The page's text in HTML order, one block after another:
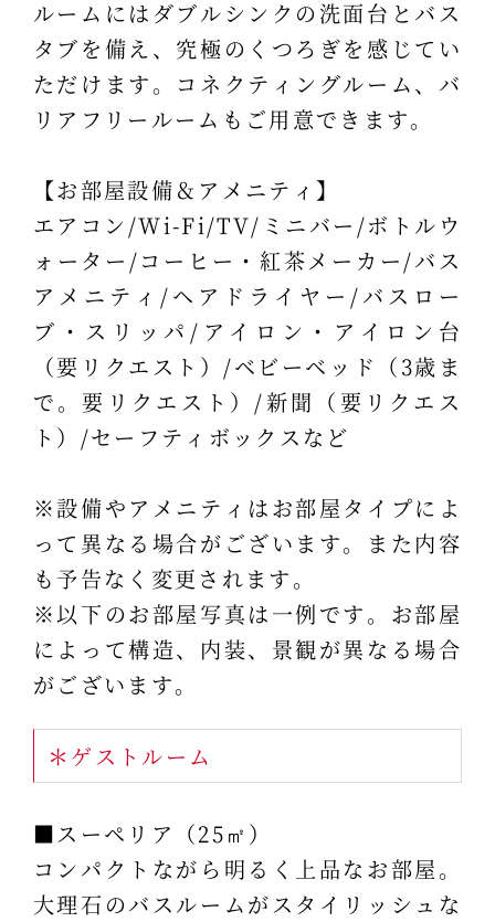
ルームにはダブルシンクの洗面台とバス
タブを備え、究極のくつろぎを感じてい
ただけます。コネクティングルーム、バ
リアフリールームもご用意できます。
【お部屋設備＆アメニティ】
エアコン/Wi-Fi/TV/ミニバー/ボトルウ
ォーター/コーヒー・紅茶メーカー/バス
アメニティ/ヘアドライヤー/バスロー
ブ・スリッパ/アイロン・アイロン台
（要リクエスト）/ベビーベッド（3歳ま
で。要リクエスト）/新聞（要リクエス
ト）/セーフティボックスなど
※設備やアメニティはお部屋タイプによ
って異なる場合がございます。また内容
も予告なく変更されます。
※以下のお部屋写真は一例です。お部屋
によって構造、内装、景観が異なる場合
がございます。
＊ゲストルーム
■スーペリア（25㎡）
コンパクトながら明るく上品なお部屋。
大理石のバスルームがスタイリッシュな